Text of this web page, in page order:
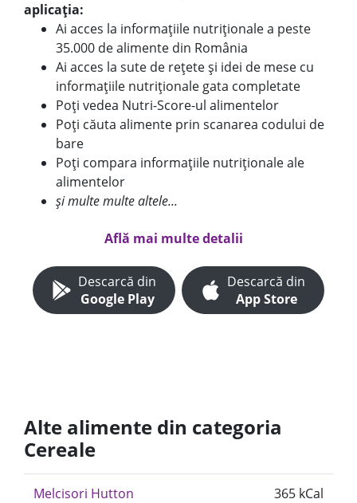
aplicația:
Ai acces la informațiile nutriționale a peste
35.000 de alimente din România
Ai acces la sute de rețete și idei de mese cu
informațiile nutriționale gata completate
Poți vedea Nutri-Score-ul alimentelor
Poți căuta alimente prin scanarea codului de
bare
Poți compara informațiile nutriționale ale
alimentelor
și multe multe altele...
Află mai multe detalii
Descarcă din
Google Play
Descarcă din
App Store
Alte alimente din categoria
Cereale
Melcisori Hutton 365 kCal